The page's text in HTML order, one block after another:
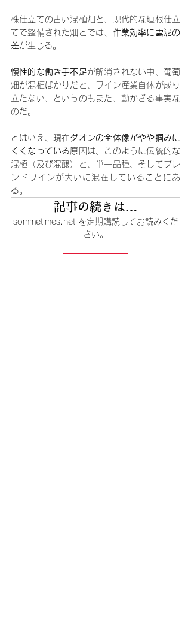
株仕立ての古い混植畑と、現代的な垣根仕立
てで整備された畑とでは、 作業効率に雲泥の
差が生じる。
慢性的な働き手不足が解消されない中、葡萄
畑が混植ばかりだと、ワイン産業自体が成り
立たない、というのもまた、動かざる事実な
のだ。
とはいえ、現在ダオンの全体像がやや掴みに
くくなっている原因は、このように伝統的な
混植（及び混醸）と、単一品種、そしてブレ
ンドワインが大いに混在していることにあ
る。
記事の続きは…
sommetimes.net を定期購読してお読みくだ
さい。